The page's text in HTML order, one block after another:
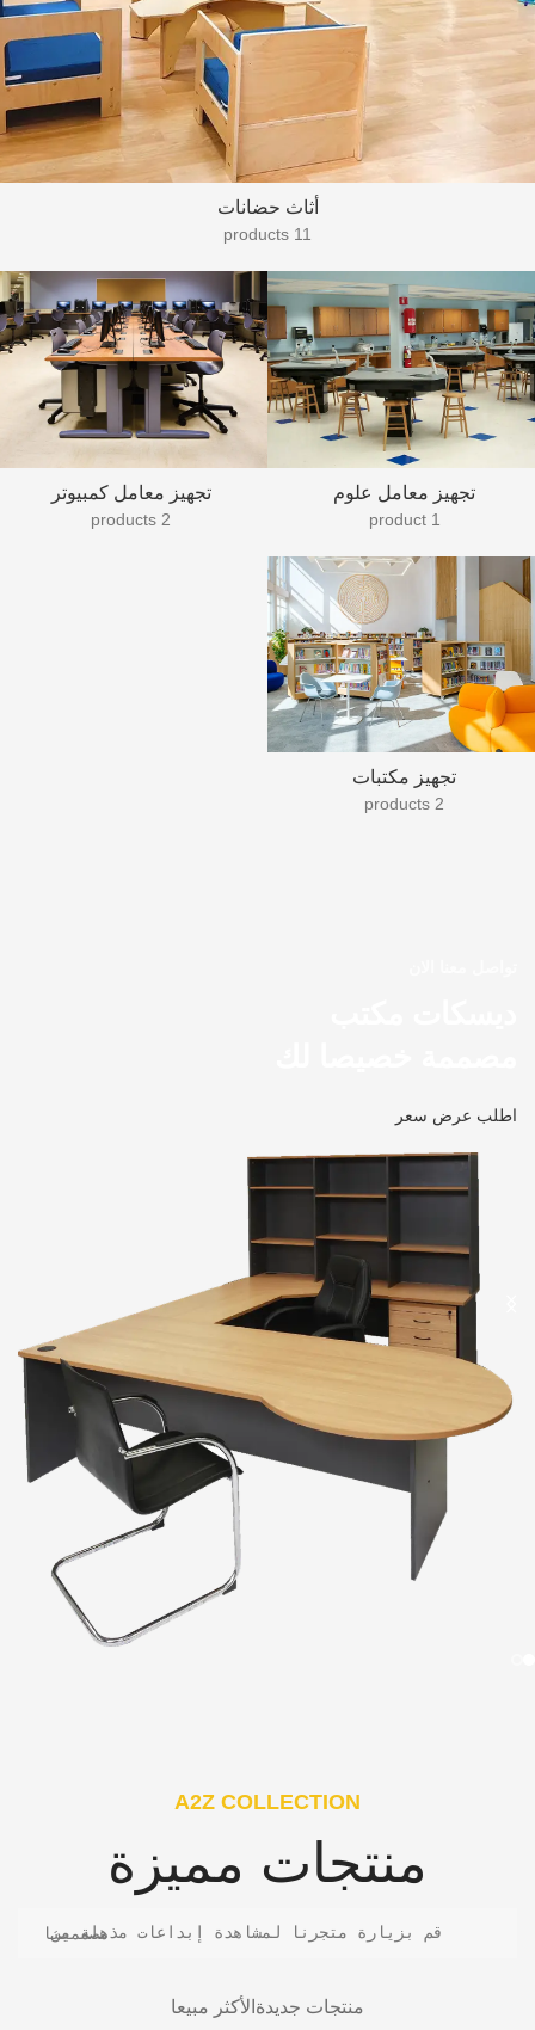
أثاث حضانات
11 products
تجهيز معامل علوم
1 product
تجهيز معامل كمبيوتر
2 products
تجهيز مكتبات
2 products
اطلب عرض سعر
A2Z COLLECTION
منتجات مميزة
قم بزيارة متجرنا لمشاهدة إبداعات مذهلة من مصممينا
منتجات جديدة الأكثر مبيعا